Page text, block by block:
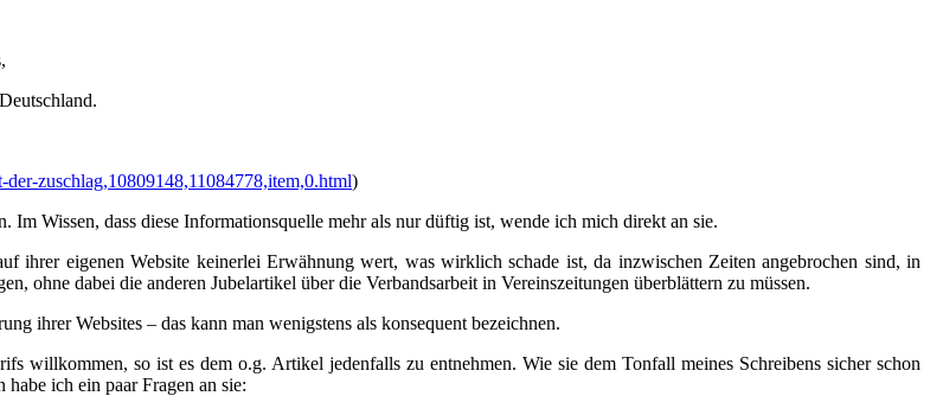
zuschlag,10809148,11084778,item,0.html)
Im Wissen, dass diese Informationsquelle mehr als nur düftig ist, wende ich mich direkt an sie.
ihrer eigenen Website keinerlei Erwähnung wert, was wirklich schade ist, da inzwischen Zeiten angebrochen sind, in
ohne dabei die anderen Jubelartikel über die Verbandsarbeit in Vereinszeitungen überblättern zu müssen.
ihrer Websites – das kann man wenigstens als konsequent bezeichnen.
willkommen, so ist es dem o.g. Artikel jedenfalls zu entnehmen. Wie sie dem Tonfall meines Schreibens sicher schon
ich ein paar Fragen an sie: